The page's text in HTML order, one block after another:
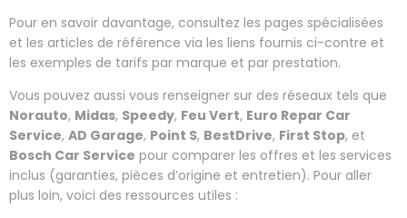
Pour en savoir davantage, consultez les pages spécialisées
et les articles de référence via les liens fournis ci-contre et
les exemples de tarifs par marque et par prestation.
Vous pouvez aussi vous renseigner sur des réseaux tels que
Norauto, Midas, Speedy, Feu Vert, Euro Repar Car
Service, AD Garage, Point S, BestDrive, First Stop, et
Bosch Car Service pour comparer les offres et les services
inclus (garanties, pièces d’origine et entretien). Pour aller
plus loin, voici des ressources utiles :